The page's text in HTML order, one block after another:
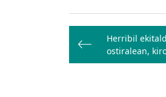
zehar
nabigatu
Herribil
ostiralean,